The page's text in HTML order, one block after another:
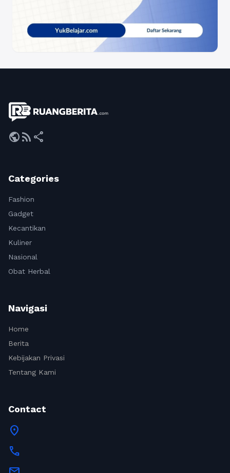
publicrss_feed share
Categories
Fashion
Gadget
Kecantikan
Kuliner
Nasional
Obat Herbal
Navigasi
Home
Berita
Kebijakan Privasi
Tentang Kami
Contact
location_on
call